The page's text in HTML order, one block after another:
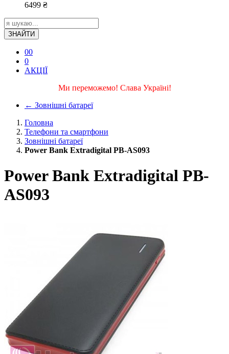
6499 ₴
ЗНАЙТИ
00
0
АКЦІЇ
Ми переможемо! Слава Україні!
← Зовнішні батареї
Головна
Телефони та смартфони
Зовнішні батареї
Power Bank Extradigital PB-AS093
Power Bank Extradigital PB-
AS093